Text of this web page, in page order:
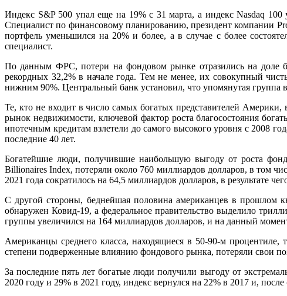
Индекс S&P 500 упал еще на 19% с 31 марта, а индекс Nasdaq
Специалист по финансовому планированию, президент компании
портфель уменьшился на 20% и более, а в случае с более
специалист.
По данным ФРС, потери на фондовом рынке отразились на доле
рекордных 32,2% в начале года. Тем не менее, их совокупный
нижним 90%. Центральный банк установил, что упомянутая группа
Те, кто не входит в число самых богатых представителей
рынок недвижимости, ключевой фактор роста благосостояния
ипотечным кредитам взлетели до самого высокого уровня с 2008
последние 40 лет.
Богатейшие люди, получившие наибольшую выгоду от роста
Billionaires Index, потеряли около 760 миллиардов долларов, в том
2021 года сократилось на 64,5 миллиардов долларов, в результате
С другой стороны, беднейшая половина американцев в прошлом
обнаружен Ковид-19, а федеральное правительство выделило
группы увеличился на 164 миллиардов долларов, и на данный
Американцы среднего класса, находящиеся в 50-90-м
степени подверженные влиянию фондового рынка, потеряли свои
За последние пять лет богатые люди получили выгоду от
2020 году и 29% в 2021 году, индекс вернулся на 22% в 2017 и,